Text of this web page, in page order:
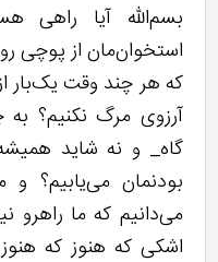
بسم‌الله آیا
استخوان‌مان از پوچی
که هر چند وقت یک‌بار
آرزوی مرگ نکنیم؟
گاه_ و نه شاید
بودنمان می‌یابیم؟
می‌دانیم که ما راهرو
اشکی که هنوز که